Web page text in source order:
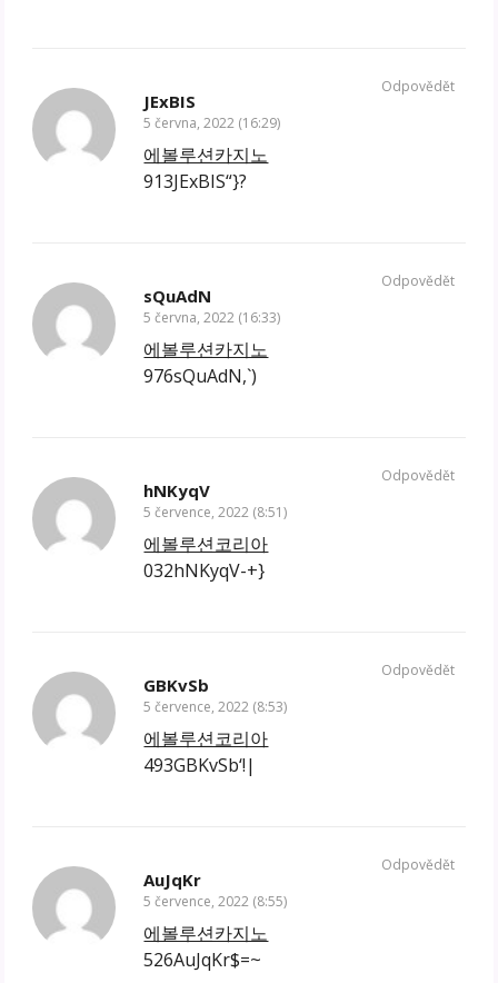
JExBIS
5 června, 2022 (16:29)
에볼루션카지노
913JExBIS“}?
Odpovědět
sQuAdN
5 června, 2022 (16:33)
에볼루션카지노
976sQuAdN,`)
Odpovědět
hNKyqV
5 července, 2022 (8:51)
에볼루션코리아
032hNKyqV-+}
Odpovědět
GBKvSb
5 července, 2022 (8:53)
에볼루션코리아
493GBKvSb‘!|
Odpovědět
AuJqKr
5 července, 2022 (8:55)
에볼루션카지노
526AuJqKr$=~
Odpovědět